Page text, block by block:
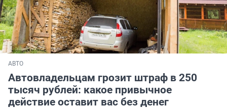
АВТО
Автовладельцам грозит штраф в 250
тысяч рублей: какое привычное
действие оставит вас без денег